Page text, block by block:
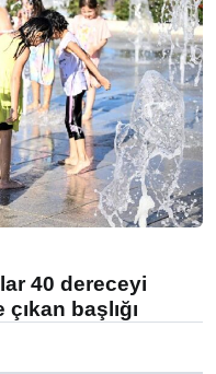
40 dereceyi
başlığı